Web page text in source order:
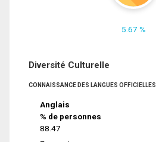
5.67 %
Diversité Culturelle
CONNAISSANCE DES LANGUES OFFICIELLES
Anglais
% de personnes
88.47